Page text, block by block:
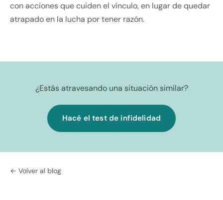
con acciones que cuiden el vínculo, en lugar de quedar
atrapado en la lucha por tener razón.
¿Estás atravesando una situación similar?
Hacé el test de infidelidad
← Volver al blog